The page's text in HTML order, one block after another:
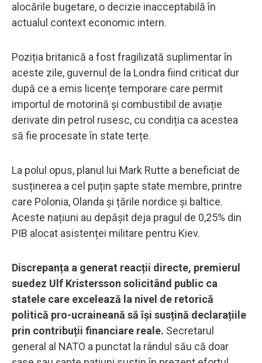
alocările bugetare, o decizie inacceptabilă în
actualul context economic intern.
Poziția britanică a fost fragilizată suplimentar în
aceste zile, guvernul de la Londra fiind criticat dur
după ce a emis licențe temporare care permit
importul de motorină și combustibil de aviație
derivate din petrol rusesc, cu condiția ca acestea
să fie procesate în state terțe.
La polul opus, planul lui Mark Rutte a beneficiat de
susținerea a cel puțin șapte state membre, printre
care Polonia, Olanda și țările nordice și baltice.
Aceste națiuni au depășit deja pragul de 0,25% din
PIB alocat asistenței militare pentru Kiev.
Discrepanța a generat reacții directe, premierul
suedez Ulf Kristersson solicitând public ca
statele care excelează la nivel de retorică
politică pro-ucraineană să își susțină declarațiile
prin contribuții financiare reale. Secretarul
general al NATO a punctat la rândul său că doar